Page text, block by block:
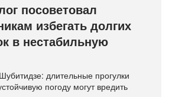
посоветовал
избегать долгих
в нестабильную
длительные прогулки
погоду могут вредить